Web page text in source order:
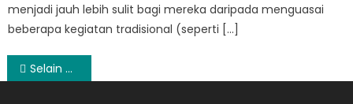
menjadi jauh lebih sulit bagi mereka daripada menguasai
beberapa kegiatan tradisional (seperti […]
Post
Selain Cokelat, Ini Ide Makanan Manis yang Bisa Didapat dengan Promo Valentine